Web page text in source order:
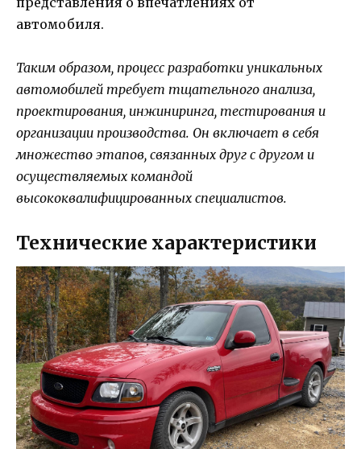
автомобиля.
Таким образом, процесс разработки уникальных
автомобилей требует тщательного анализа,
проектирования, инжиниринга, тестирования и
организации производства. Он включает в себя
множество этапов, связанных друг с другом и
осуществляемых командой
высококвалифицированных специалистов.
Технические характеристики